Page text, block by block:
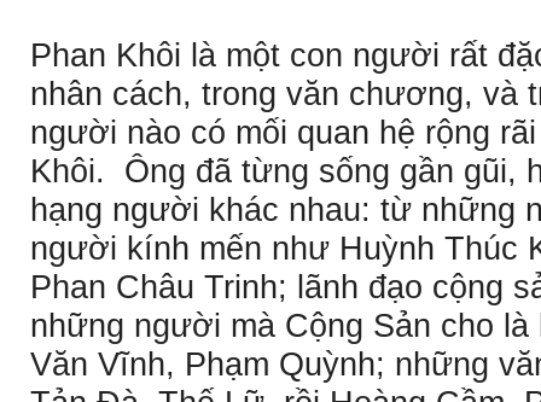
Phan Khôi là một con người rất
nhân cách, trong văn chương, và
người nào có mối quan hệ rộng
Khôi. Ông đã từng sống gần gũi,
hạng người khác nhau: từ những
người kính mến như Huỳnh Thúc
Phan Châu Trinh; lãnh đạo cộng
những người mà Cộng Sản cho
Văn Vĩnh, Phạm Quỳnh; những